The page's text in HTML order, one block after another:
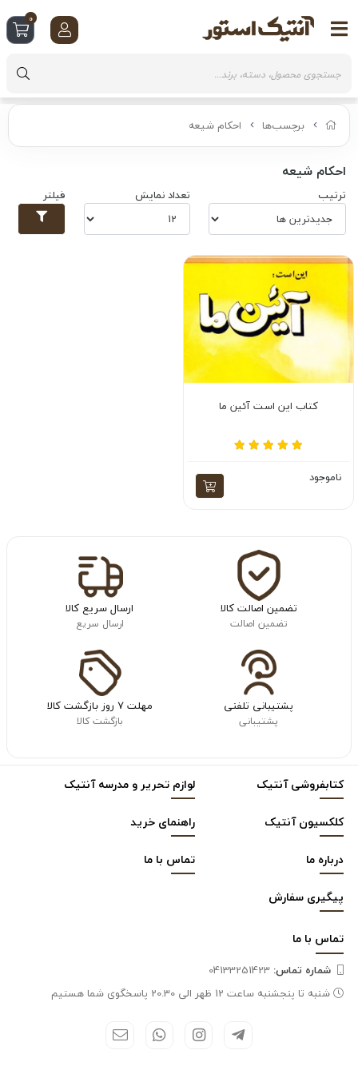
برچسب‌ها احکام شیعه
احکام شیعه
ترتیب تعداد نمایش فیلتر
کتاب این است آئین ما
ناموجود
تضمین اصالت کالا
تضمین اصالت
ارسال سریع کالا
ارسال سریع
پشتیبانی تلفنی
پشتیبانی
مهلت ۷ روز بازگشت کالا
بازگشت کالا
کتابفروشی آنتیک
لوازم تحریر و مدرسه آنتیک
کلکسیون آنتیک
راهنمای خرید
درباره ما
تماس با ما
پیگیری سفارش
تماس با ما
شماره تماس‌:
شنبه تا پنجشنبه ساعت 12 ظهر الی 20.30 پاسخگوی شما هستیم
0